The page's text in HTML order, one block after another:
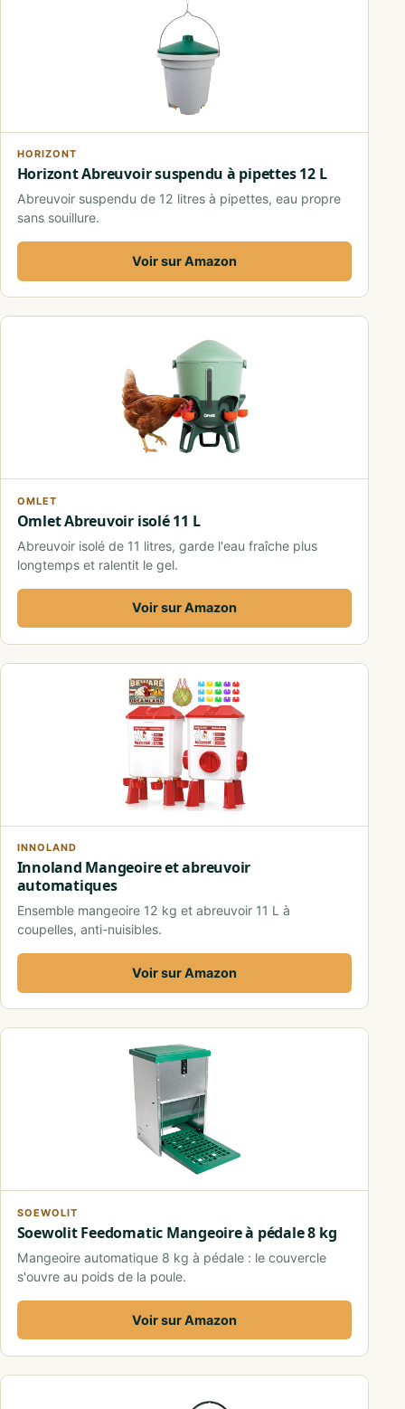
HORIZONT
Horizont Abreuvoir suspendu à pipettes 12 L
Abreuvoir suspendu de 12 litres à pipettes, eau propre
sans souillure.
Voir sur Amazon
OMLET
Omlet Abreuvoir isolé 11 L
Abreuvoir isolé de 11 litres, garde l'eau fraîche plus
longtemps et ralentit le gel.
Voir sur Amazon
INNOLAND
Innoland Mangeoire et abreuvoir
automatiques
Ensemble mangeoire 12 kg et abreuvoir 11 L à
coupelles, anti-nuisibles.
Voir sur Amazon
SOEWOLIT
Soewolit Feedomatic Mangeoire à pédale 8 kg
Mangeoire automatique 8 kg à pédale : le couvercle
s'ouvre au poids de la poule.
Voir sur Amazon